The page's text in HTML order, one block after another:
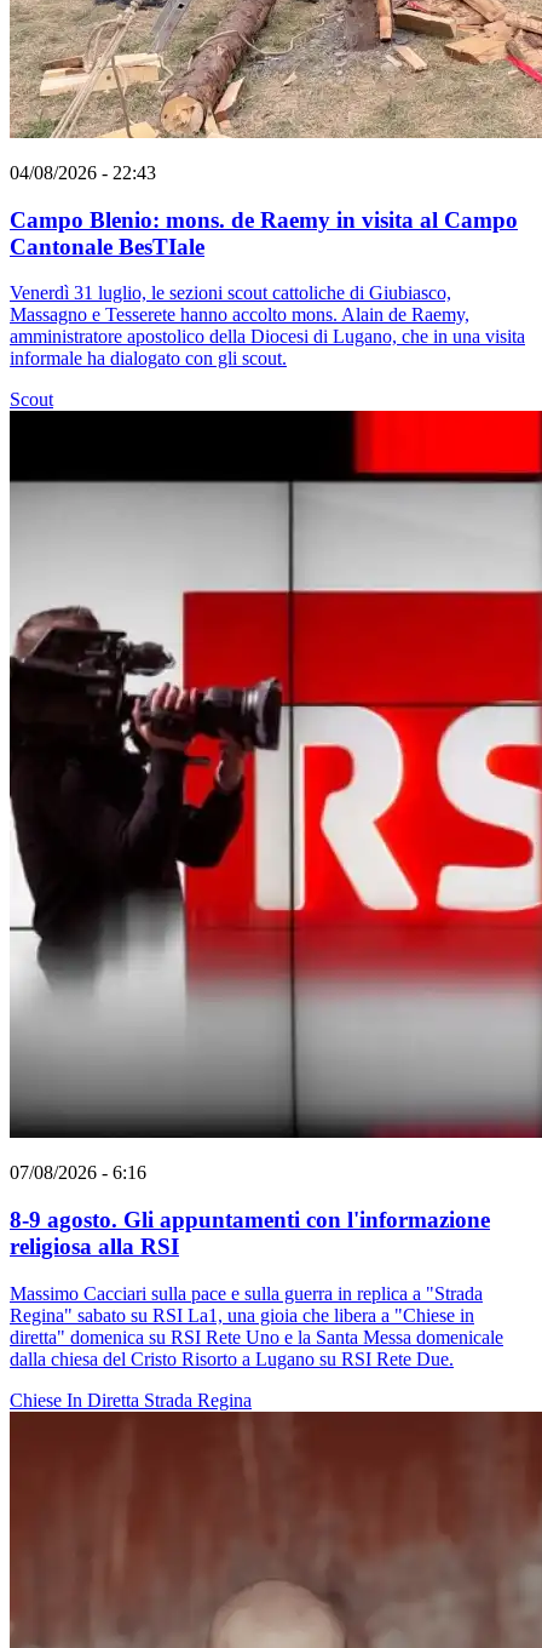
04/08/2026 - 22:43
Campo Blenio: mons. de Raemy in visita al Campo
Cantonale BesTIale
Venerdì 31 luglio, le sezioni scout cattoliche di Giubiasco,
Massagno e Tesserete hanno accolto mons. Alain de Raemy,
amministratore apostolico della Diocesi di Lugano, che in una visita
informale ha dialogato con gli scout.
Scout
07/08/2026 - 6:16
8-9 agosto. Gli appuntamenti con l'informazione
religiosa alla RSI
Massimo Cacciari sulla pace e sulla guerra in replica a "Strada
Regina" sabato su RSI La1, una gioia che libera a "Chiese in
diretta" domenica su RSI Rete Uno e la Santa Messa domenicale
dalla chiesa del Cristo Risorto a Lugano su RSI Rete Due.
Chiese In Diretta Strada Regina